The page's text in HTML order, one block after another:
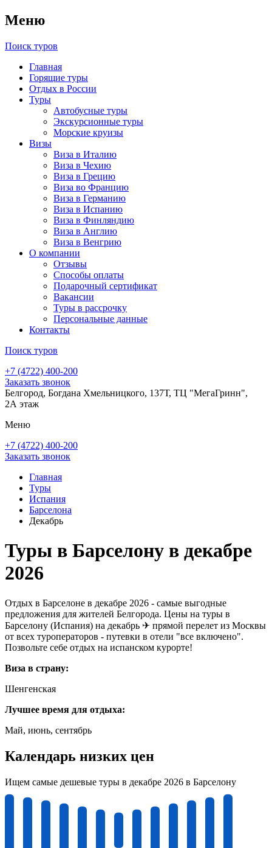
Меню
Поиск туров
Главная
Горящие туры
Отдых в России
Туры
Автобусные туры
Экскурсионные туры
Морские круизы
Визы
Виза в Италию
Виза в Чехию
Виза в Грецию
Виза во Францию
Виза в Германию
Виза в Испанию
Виза в Финляндию
Виза в Англию
Виза в Венгрию
О компании
Отзывы
Способы оплаты
Подарочный сертификат
Вакансии
Туры в рассрочку
Персональные данные
Контакты
Поиск туров
+7 (4722) 400-200
Заказать звонок
Белгород, Богдана Хмельницкого, 137Т, ТЦ "МегаГринн",
2А этаж
Меню
+7 (4722) 400-200
Заказать звонок
Главная
Туры
Испания
Барселона
Декабрь
Туры в Барселону в декабре
2026
Отдых в Барселоне в декабре 2026 - самые выгодные
предложения для жителей Белгорода. Цены на туры в
Барселону (Испания) на декабрь ✈ прямой перелет из Москвы
от всех туроператоров - путевки в отели "все включено".
Позвольте себе отдых на испанском курорте!
Виза в страну:
Шенгенская
Лучшее время для отдыха:
Май, июнь, сентябрь
Календарь низких цен
Ищем самые дешевые туры в декабре 2026 в Барселону